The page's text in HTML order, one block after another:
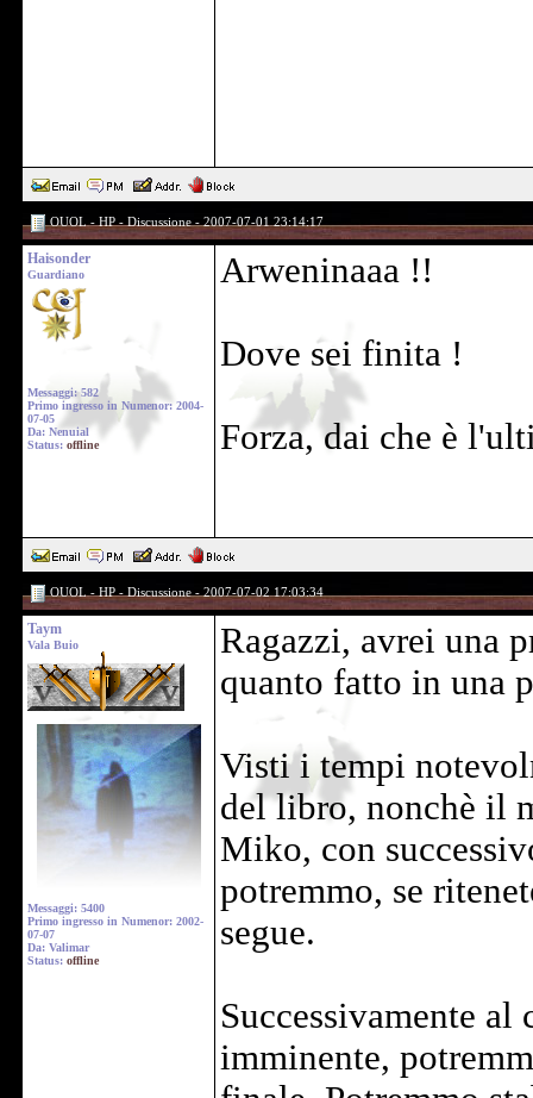
OUOL - HP - Discussione - 2007-07-01 23:14:17
Haisonder
Guardiano
Messaggi: 582
Primo ingresso in Numenor: 2004-
07-05
Da: Nenuial
Status: offline
Arweninaaa !!
Dove sei finita !
Forza, dai che è
OUOL - HP - Discussione - 2007-07-02 17:03:34
Taym
Vala Buio
Messaggi: 5400
Primo ingresso in Numenor: 2002-
07-07
Da: Valimar
Status: offline
Ragazzi, avrei una
quanto fatto in una
Visti i tempi
del libro, nonchè il
Miko, con
potremmo, se
segue.
Successivamente
imminente,